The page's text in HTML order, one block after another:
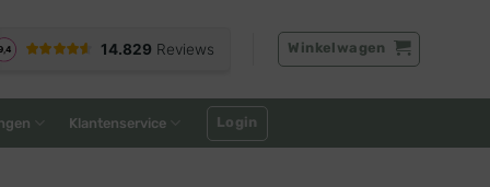
Winkelwagen
Klantenservice Login